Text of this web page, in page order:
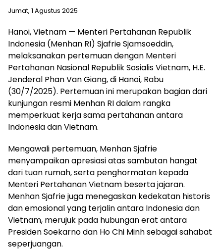
Jumat, 1 Agustus 2025
Hanoi, Vietnam — Menteri Pertahanan Republik
Indonesia (Menhan RI) Sjafrie Sjamsoeddin,
melaksanakan pertemuan dengan Menteri
Pertahanan Nasional Republik Sosialis Vietnam, H.E.
Jenderal Phan Van Giang, di Hanoi, Rabu
(30/7/2025). Pertemuan ini merupakan bagian dari
kunjungan resmi Menhan RI dalam rangka
memperkuat kerja sama pertahanan antara
Indonesia dan Vietnam.
Mengawali pertemuan, Menhan Sjafrie
menyampaikan apresiasi atas sambutan hangat
dari tuan rumah, serta penghormatan kepada
Menteri Pertahanan Vietnam beserta jajaran.
Menhan Sjafrie juga menegaskan kedekatan historis
dan emosional yang terjalin antara Indonesia dan
Vietnam, merujuk pada hubungan erat antara
Presiden Soekarno dan Ho Chi Minh sebagai sahabat
seperjuangan.